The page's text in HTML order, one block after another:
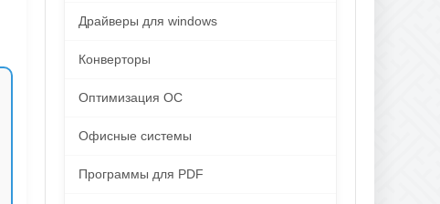
Драйверы для windows
Конверторы
Оптимизация ОС
Офисные системы
Программы для PDF